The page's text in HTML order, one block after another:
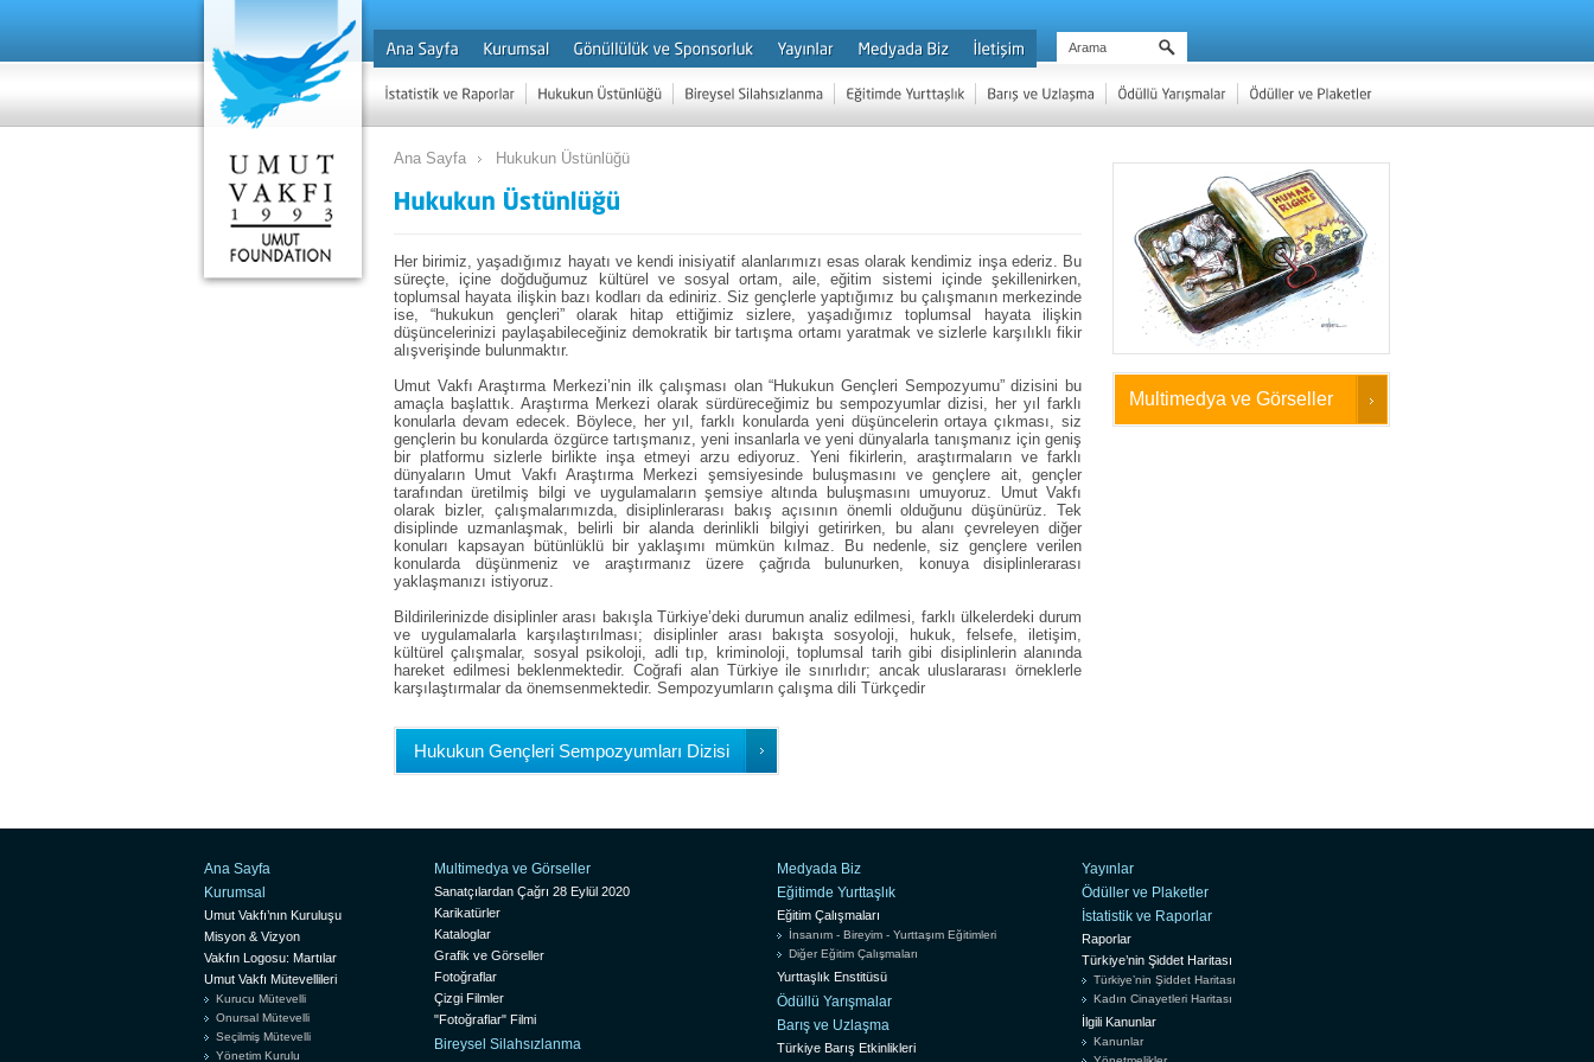
Ana Sayfa Hukukun Üstünlüğü
Her birimiz, yaşadığımız hayatı ve kendi inisiyatif alanlarımızı esas olarak kendimiz inşa ederiz. Bu
süreçte, içine doğduğumuz kültürel ve sosyal ortam, aile, eğitim sistemi içinde şekillenirken,
toplumsal hayata ilişkin bazı kodları da ediniriz. Siz gençlerle yaptığımız bu çalışmanın merkezinde
ise, “hukukun gençleri” olarak hitap ettiğimiz sizlere, yaşadığımız toplumsal hayata ilişkin
düşüncelerinizi paylaşabileceğiniz demokratik bir tartışma ortamı yaratmak ve sizlerle karşılıklı fikir
alışverişinde bulunmaktır.
Umut Vakfı Araştırma Merkezi’nin ilk çalışması olan “Hukukun Gençleri Sempozyumu” dizisini bu
amaçla başlattık. Araştırma Merkezi olarak sürdüreceğimiz bu sempozyumlar dizisi, her yıl farklı
konularla devam edecek. Böylece, her yıl, farklı konularda yeni düşüncelerin ortaya çıkması, siz
gençlerin bu konularda özgürce tartışmanız, yeni insanlarla ve yeni dünyalarla tanışmanız için geniş
bir platformu sizlerle birlikte inşa etmeyi arzu ediyoruz. Yeni fikirlerin, araştırmaların ve farklı
dünyaların Umut Vakfı Araştırma Merkezi şemsiyesinde buluşmasını ve gençlere ait, gençler
tarafından üretilmiş bilgi ve uygulamaların şemsiye altında buluşmasını umuyoruz. Umut Vakfı
olarak bizler, çalışmalarımızda, disiplinlerarası bakış açısının önemli olduğunu düşünürüz. Tek
disiplinde uzmanlaşmak, belirli bir alanda derinlikli bilgiyi getirirken, bu alanı çevreleyen diğer
konuları kapsayan bütünlüklü bir yaklaşımı mümkün kılmaz. Bu nedenle, siz gençlere verilen
konularda düşünmeniz ve araştırmanız üzere çağrıda bulunurken, konuya disiplinlerarası
yaklaşmanızı istiyoruz.
Bildirilerinizde disiplinler arası bakışla Türkiye’deki durumun analiz edilmesi, farklı ülkelerdeki durum
ve uygulamalarla karşılaştırılması; disiplinler arası bakışta sosyoloji, hukuk, felsefe, iletişim,
kültürel çalışmalar, sosyal psikoloji, adli tıp, kriminoloji, toplumsal tarih gibi disiplinlerin alanında
hareket edilmesi beklenmektedir. Coğrafi alan Türkiye ile sınırlıdır; ancak uluslararası örneklerle
karşılaştırmalar da önemsenmektedir. Sempozyumların çalışma dili Türkçedir
Hukukun Gençleri Sempozyumları Dizisi
Multimedya ve Görseller
Ana Sayfa
Kurumsal
Umut Vakfı’nın Kuruluşu
Misyon & Vizyon
Vakfın Logosu: Martılar
Umut Vakfı Mütevellileri
Kurucu Mütevelli
Onursal Mütevelli
Seçilmiş Mütevelli
Yönetim Kurulu
Multimedya ve Görseller
Sanatçılardan Çağrı 28 Eylül 2020
Karikatürler
Kataloglar
Grafik ve Görseller
Fotoğraflar
Çizgi Filmler
"Fotoğraflar" Filmi
Bireysel Silahsızlanma
Medyada Biz
Eğitimde Yurttaşlık
Eğitim Çalışmaları
İnsanım - Bireyim - Yurttaşım Eğitimleri
Diğer Eğitim Çalışmaları
Yurttaşlık Enstitüsü
Ödüllü Yarışmalar
Barış ve Uzlaşma
Türkiye Barış Etkinlikleri
Yayınlar
Ödüller ve Plaketler
İstatistik ve Raporlar
Raporlar
Türkiye’nin Şiddet Haritası
Türkiye’nin Şiddet Haritası
Kadın Cinayetleri Haritası
İlgili Kanunlar
Kanunlar